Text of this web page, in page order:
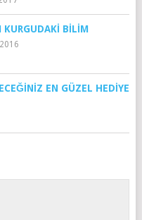
KURGUDAKI BILIM
EN GÜZEL HEDIYE